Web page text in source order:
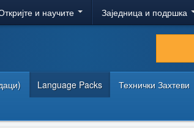
и научите Заједница и подршка
Language Packs Технички Захтеви